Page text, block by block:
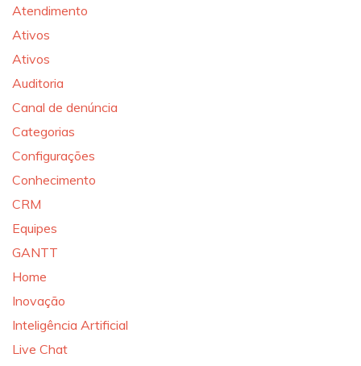
Atendimento
Ativos
Ativos
Auditoria
Canal de denúncia
Categorias
Configurações
Conhecimento
CRM
Equipes
GANTT
Home
Inovação
Inteligência Artificial
Live Chat